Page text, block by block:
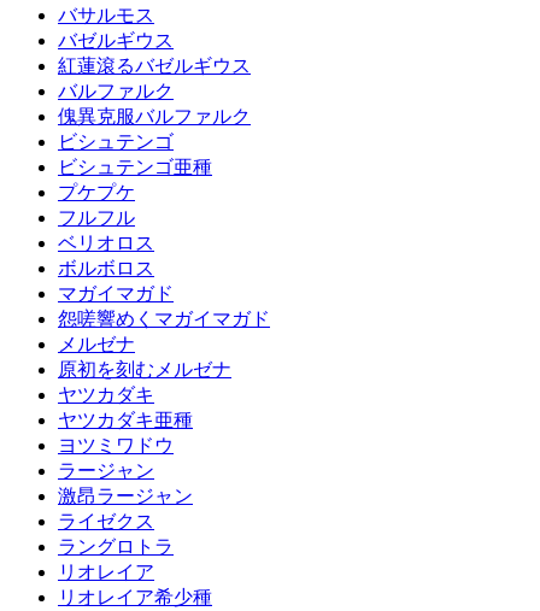
バサルモス
バゼルギウス
紅蓮滾るバゼルギウス
バルファルク
傀異克服バルファルク
ビシュテンゴ
ビシュテンゴ亜種
プケプケ
フルフル
ベリオロス
ボルボロス
マガイマガド
怨嗟響めくマガイマガド
メルゼナ
原初を刻むメルゼナ
ヤツカダキ
ヤツカダキ亜種
ヨツミワドウ
ラージャン
激昂ラージャン
ライゼクス
ラングロトラ
リオレイア
リオレイア希少種